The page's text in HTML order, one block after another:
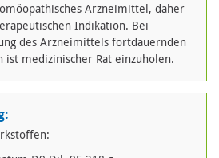
Arzneimittel, daher
Indikation. Bei
des Arzneimittels fortdauernden
ist medizinischer Rat einzuholen.